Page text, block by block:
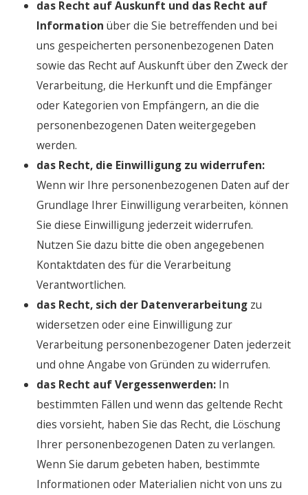
das Recht auf Auskunft und das Recht auf
Information über die Sie betreffenden und bei
uns gespeicherten personenbezogenen Daten
sowie das Recht auf Auskunft über den Zweck der
Verarbeitung, die Herkunft und die Empfänger
oder Kategorien von Empfängern, an die die
personenbezogenen Daten weitergegeben
werden.
das Recht, die Einwilligung zu widerrufen:
Wenn wir Ihre personenbezogenen Daten auf der
Grundlage Ihrer Einwilligung verarbeiten, können
Sie diese Einwilligung jederzeit widerrufen.
Nutzen Sie dazu bitte die oben angegebenen
Kontaktdaten des für die Verarbeitung
Verantwortlichen.
das Recht, sich der Datenverarbeitung zu
widersetzen oder eine Einwilligung zur
Verarbeitung personenbezogener Daten jederzeit
und ohne Angabe von Gründen zu widerrufen.
das Recht auf Vergessenwerden: In
bestimmten Fällen und wenn das geltende Recht
dies vorsieht, haben Sie das Recht, die Löschung
Ihrer personenbezogenen Daten zu verlangen.
Wenn Sie darum gebeten haben, bestimmte
Informationen oder Materialien nicht von uns zu